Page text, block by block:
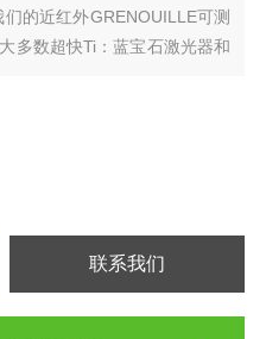
的近红外GRENOUILLE可测
多数超快Ti：蓝宝石激光器和
自相关仪SwampOptics
联系我们